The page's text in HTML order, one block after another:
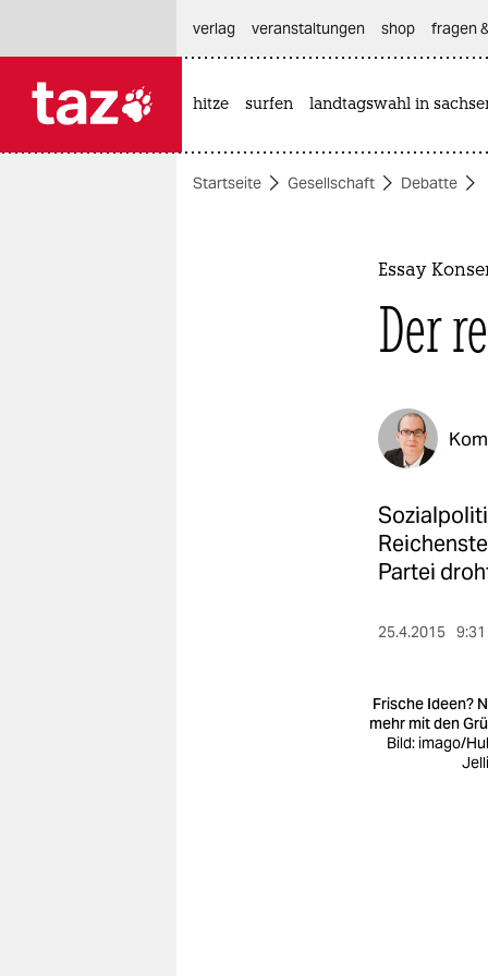
themen
verlag
veranstaltungen shop fragen
hitze surfen landtagswahl in
Startseite Gesellschaft Debatte
Essay
Der
Partei
25.4.2015
Frische Ideen?
mehr mit den
Bild: imago/